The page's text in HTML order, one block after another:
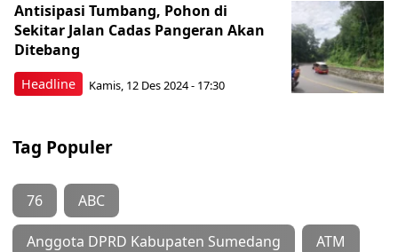
Headline
Antisipasi Tumbang, Pohon di
Sekitar Jalan Cadas Pangeran Akan
Ditebang
Kamis, 12 Des 2024 - 17:30
Tag Populer
76 ABC
Anggota DPRD Kabupaten Sumedang ATM